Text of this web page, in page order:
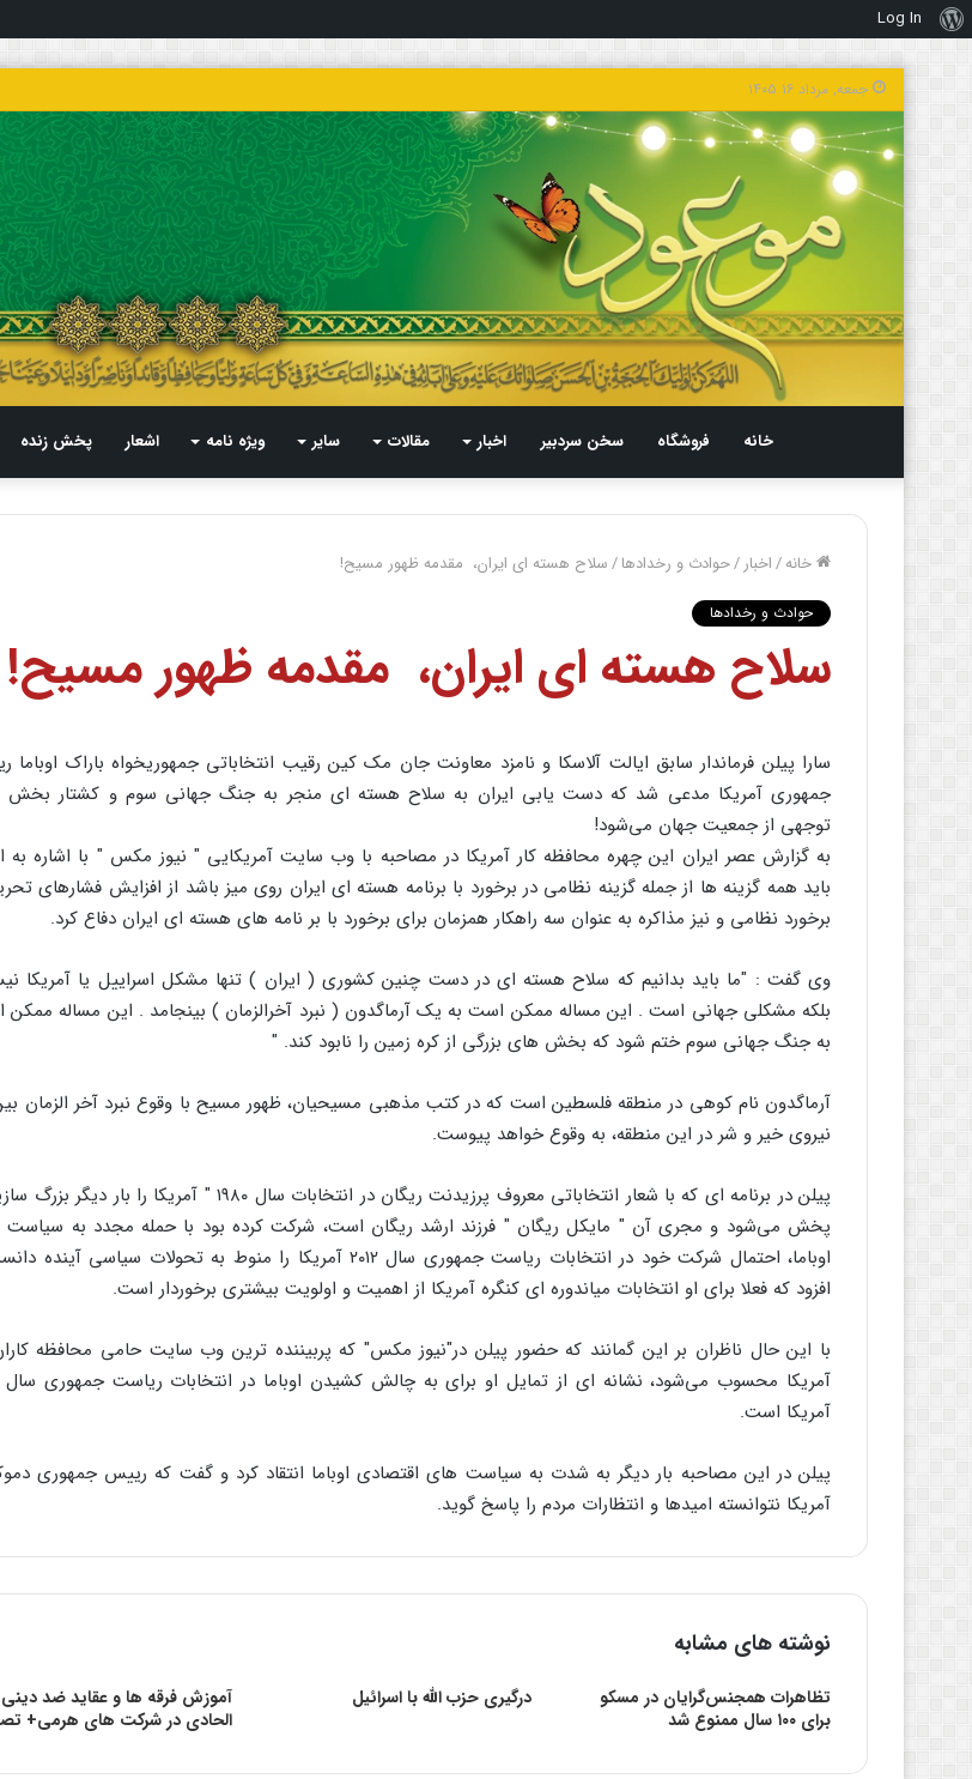
درباره
وردپرس
Log In
جمعه, مرداد ۱۶ ۱۴۰۵
خانه فروشگاه سخن سردبیر اخبار مقالات سایر ویژه نامه اشعار پخش زنده
خانه/اخبار /حوادث و رخدادها/سلاح هسته ای ایران، ‌ مقدمه ظهور مسیح!
حوادث و رخدادها
سلاح هسته ای ایران، ‌ مقدمه ظهور مسیح!
سارا پیلن فرماندار سابق ایالت آلاسکا و نامزد معاونت جان مک کین رقیب انتخاباتی جمهوریخواه باراک اوباما
جمهوری آمریکا مدعی شد که دست یابی ایران به سلاح هسته ای منجر به جنگ جهانی سوم و کشتار بخش
توجهی از جمعیت جهان می‌شود!
به گزارش عصر ایران این چهره محافظه کار آمریکا در مصاحبه با وب سایت آمریکایی " نیوز مکس " با اشاره به
باید همه گزینه ها از جمله گزینه نظامی در برخورد با برنامه هسته ای ایران روی میز باشد از افزایش فشارهای
برخورد نظامی و نیز مذاکره به عنوان سه راهکار همزمان برای برخورد با بر نامه های هسته ای ایران دفاع کرد.
وی گفت : "ما باید بدانیم که سلاح هسته ای در دست چنین کشوری ( ایران ) تنها مشکل اسراییل یا آمریکا
بلکه مشکلی جهانی است . این مساله ممکن است به یک آرماگدون ( نبرد آخرالزمان ) بینجامد . این مساله
به جنگ جهانی سوم ختم شود که بخش های بزرگی از کره زمین را نابود کند. "
آرماگدون نام کوهی در منطقه فلسطین است که در کتب مذهبی مسیحیان، ظهور مسیح با وقوع نبرد آخر الزمان
نیروی خیر و شر در این منطقه، به وقوع خواهد پیوست.
پیلن در برنامه ای که با شعار انتخاباتی معروف پرزیدنت ریگان در انتخابات سال ۱۹۸۰ " آمریکا را بار
پخش می‌شود و مجری آن " مایکل ریگان " فرزند ارشد ریگان است، شرکت کرده بود با حمله مجدد به
اوباما، احتمال شرکت خود در انتخابات ریاست جمهوری سال ۲۰۱۲ آمریکا را منوط به تحولات سیاسی
افزود که فعلا برای او انتخابات میاندوره ای کنگره آمریکا از اهمیت و اولویت بیشتری برخوردار است.
با این حال ناظران بر این گمانند که حضور پیلن در"نیوز مکس" که پربیننده ترین وب سایت حامی محافظه
آمریکا است.
پیلن در این مصاحبه بار دیگر به شدت به سیاست های اقتصادی اوباما انتقاد کرد و گفت که رییس جمهوری
آمریکا نتوانسته امیدها و انتظارات مردم را پاسخ گوید.
نوشته های مشابه
تظاهرات همجنس‌گرایان در مسکو
برای ۱۰۰ سال ممنوع شد
درگیری حزب الله با اسرائیل
آموزش فرقه ها و عقاید ضد
الحادی در شرکت های هرمی+